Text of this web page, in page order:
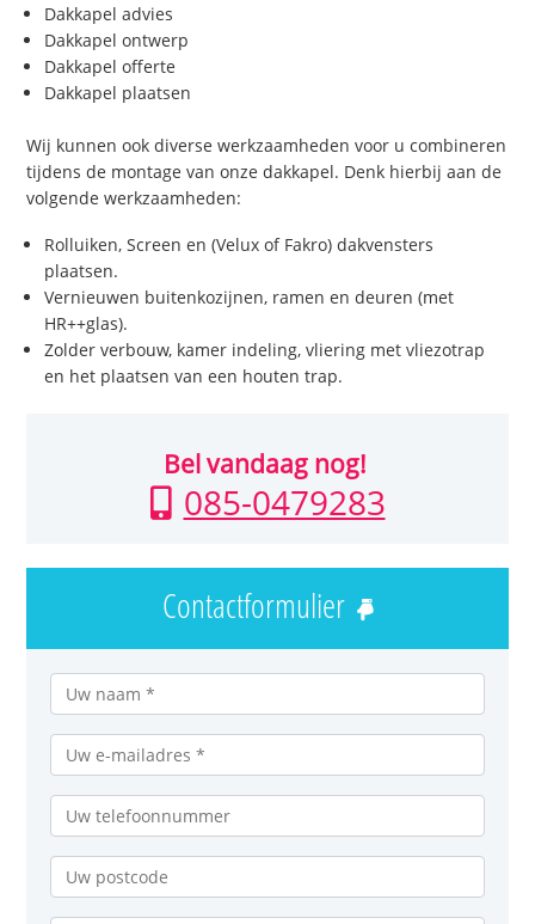
Dakkapel advies
Dakkapel ontwerp
Dakkapel offerte
Dakkapel plaatsen
Wij kunnen ook diverse werkzaamheden voor u combineren
tijdens de montage van onze dakkapel. Denk hierbij aan de
volgende werkzaamheden:
Rolluiken, Screen en (Velux of Fakro) dakvensters
plaatsen.
Vernieuwen buitenkozijnen, ramen en deuren (met
HR++glas).
Zolder verbouw, kamer indeling, vliering met vliezotrap
en het plaatsen van een houten trap.
Bel vandaag nog!
085-0479283
Contactformulier